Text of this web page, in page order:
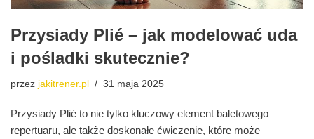
Przysiady Plié – jak modelować uda
i pośladki skutecznie?
przez jakitrener.pl 31 maja 2025
Przysiady Plié to nie tylko kluczowy element baletowego
repertuaru, ale także doskonałe ćwiczenie, które może